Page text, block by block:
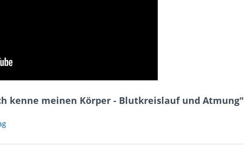
kenne meinen Körper - Blutkreislauf und Atmung"